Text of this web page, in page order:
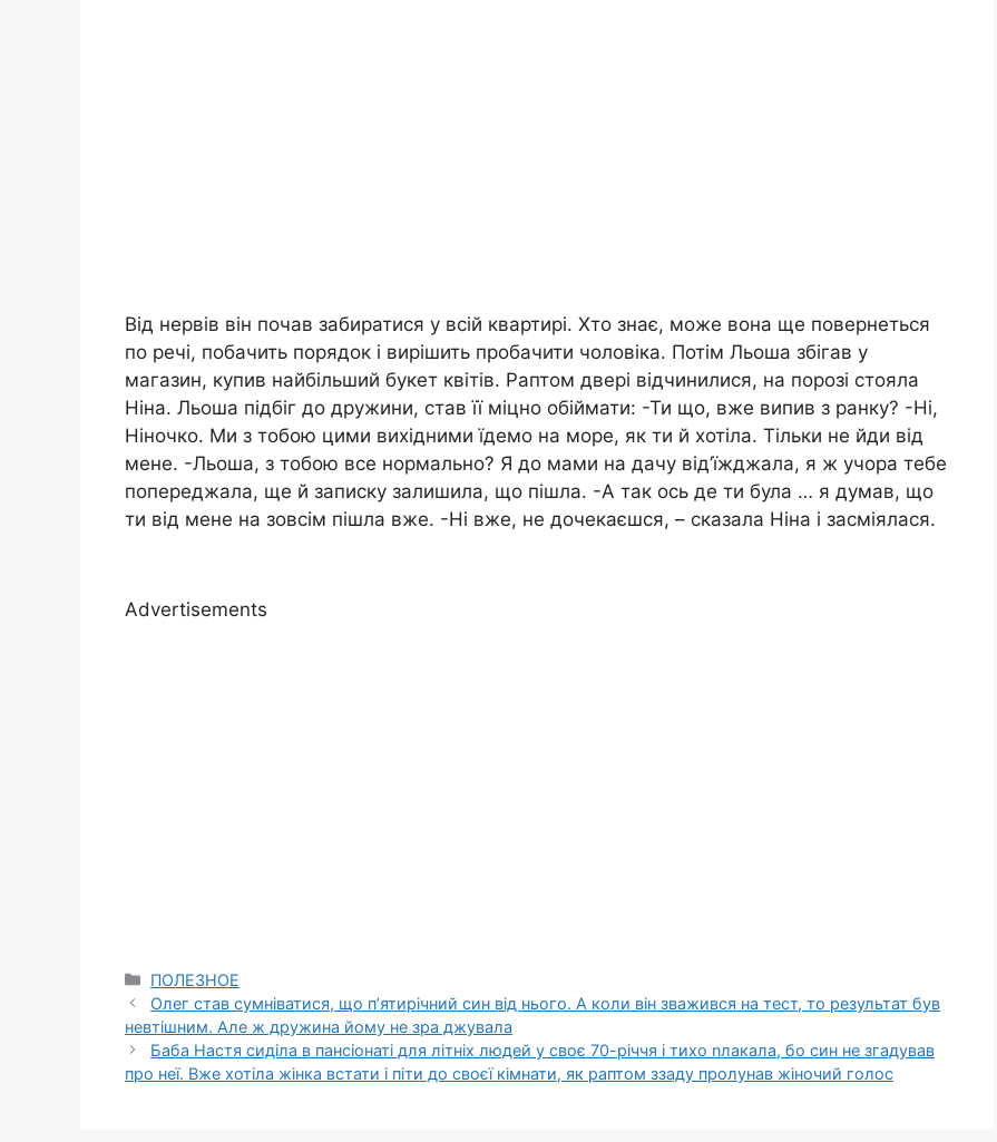
Від нервів він почав забиратися у всій квартирі. Хто знає, може вона ще повернеться
по речі, побачить порядок і вирішить пробачити чоловіка. Потім Льоша збігав у
магазин, купив найбільший букет квітів. Раптом двері відчинилися, на порозі стояла
Ніна. Льоша підбіг до дружини, став її міцно обіймати: -Ти що, вже випив з ранку? -Ні,
Ніночко. Ми з тобою цими вихідними їдемо на море, як ти й хотіла. Тільки не йди від
мене. -Льоша, з тобою все нормально? Я до мами на дачу від’їжджала, я ж учора тебе
попереджала, ще й записку залишила, що пішла. -А так ось де ти була … я думав, що
ти від мене на зовсім пішла вже. -Ні вже, не дочекаєшся, – сказала Ніна і засміялася.
Advertisements
Categories
ПОЛЕЗНОЕ
Олег став сумніватися, що п’ятирічний син від нього. А коли він зважився на тест, то результат був
невтішним. Але ж дружина йому не зра джувала
Баба Настя сиділа в пансіонаті для літніх людей у своє 70-річчя і тихо nлакала, бо син не згадував
про неї. Вже хотіла жінка встати і піти до своєї кімнати, як раптом ззаду пролунав жіночий голос